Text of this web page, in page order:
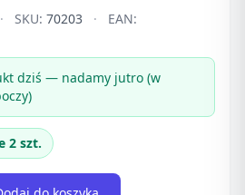
· SKU: 70203 ·
EAN:
dziś — nadamy jutro (w
2 szt.